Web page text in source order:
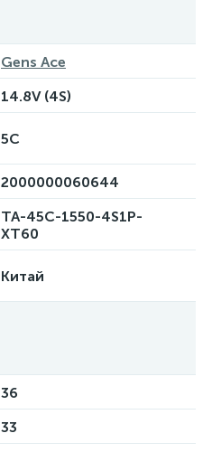
Gens Ace
14.8V (4S)
5C
2000000060644
TA-45C-1550-4S1P-
XT60
Китай
36
33